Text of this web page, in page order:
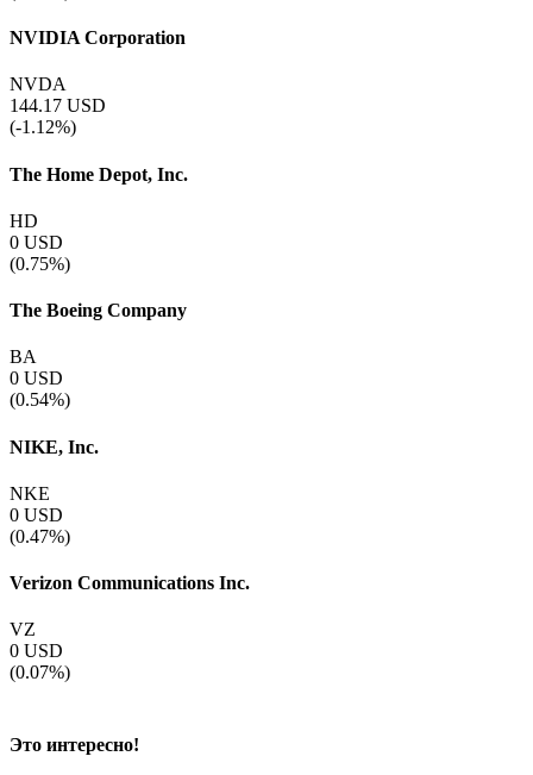
NVIDIA Corporation
NVDA
144.17 USD
(-1.12%)
The Home Depot, Inc.
HD
0 USD
(0.75%)
The Boeing Company
BA
0 USD
(0.54%)
NIKE, Inc.
NKE
0 USD
(0.47%)
Verizon Communications Inc.
VZ
0 USD
(0.07%)
Это интересно!